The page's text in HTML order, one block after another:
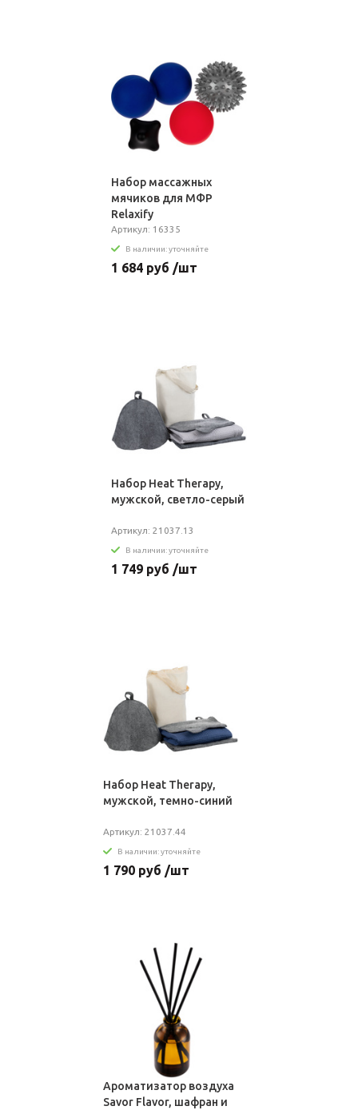
Набор массажных
мячиков для MФР
Relaxify
Артикул: 16335
В наличии: уточняйте
1 684 руб /шт
Набор Heat Therapy,
мужской, светло-серый
Артикул: 21037.13
В наличии: уточняйте
1 749 руб /шт
Набор Heat Therapy,
мужской, темно-синий
Артикул: 21037.44
В наличии: уточняйте
1 790 руб /шт
Ароматизатор воздуха
Savor Flavor, шафран и